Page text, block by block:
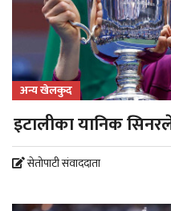
अन्य खेलकुद
इटालीका यानिक
सेतोपाटी संवाददाता